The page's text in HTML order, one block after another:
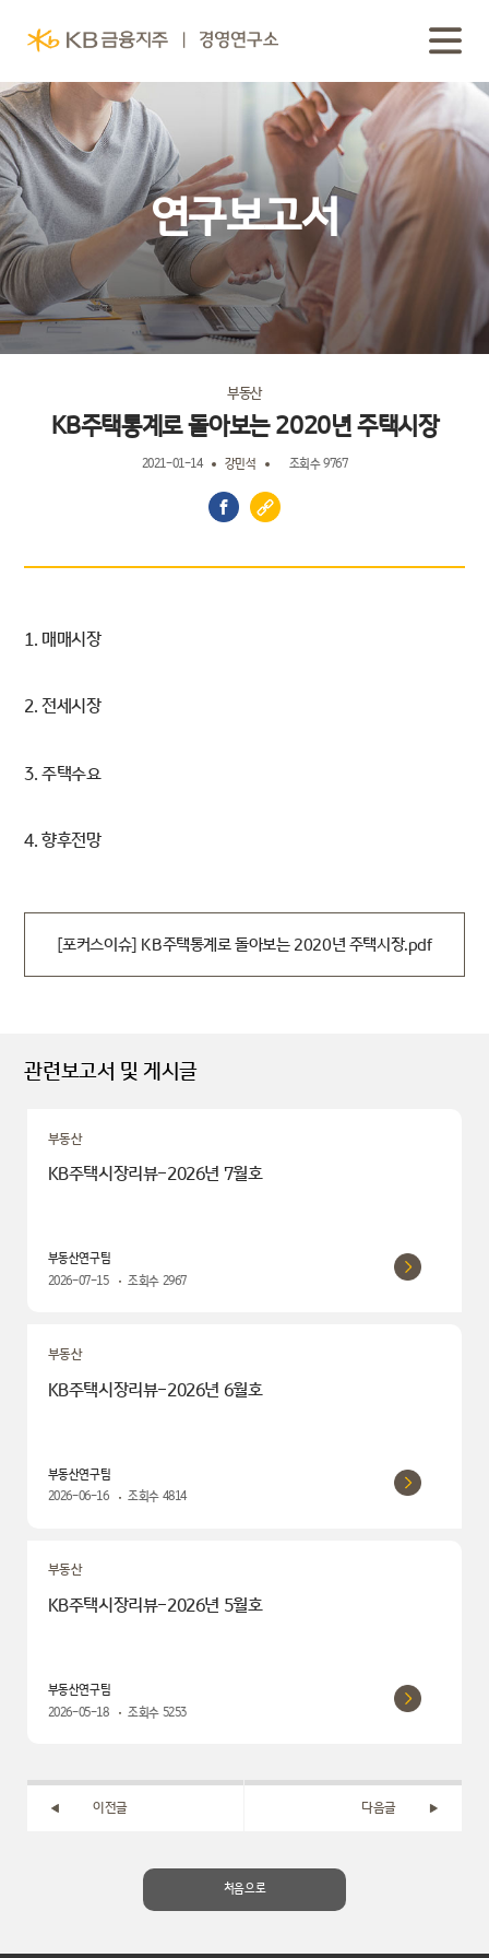
연구보고서
부동산
KB주택통계로 돌아보는 2020년 주택시장
2021-01-14 강민석 조회수 9767
1. 매매시장
2. 전세시장
3. 주택수요
4. 향후전망
[포커스이슈] KB주택통계로 돌아보는 2020년 주택시장.pdf
관련보고서 및 게시글
부동산
KB주택시장리뷰-2026년 7월호
부동산연구팀
2026-07-15
조회수 2967
부동산
KB주택시장리뷰-2026년 6월호
부동산연구팀
2026-06-16
조회수 4814
부동산
KB주택시장리뷰-2026년 5월호
부동산연구팀
2026-05-18
조회수 5253
이전글 다음글
처음으로